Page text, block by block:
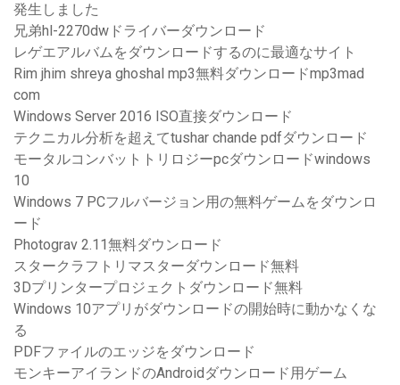
発生しました
兄弟hl-2270dwドライバーダウンロード
レゲエアルバムをダウンロードするのに最適なサイト
Rim jhim shreya ghoshal mp3無料ダウンロードmp3mad
com
Windows Server 2016 ISO直接ダウンロード
テクニカル分析を超えてtushar chande pdfダウンロード
モータルコンバットトリロジーpcダウンロードwindows
10
Windows 7 PCフルバージョン用の無料ゲームをダウンロ
ード
Photograv 2.11無料ダウンロード
スタークラフトリマスターダウンロード無料
3Dプリンタープロジェクトダウンロード無料
Windows 10アプリがダウンロードの開始時に動かなくな
る
PDFファイルのエッジをダウンロード
モンキーアイランドのAndroidダウンロード用ゲーム